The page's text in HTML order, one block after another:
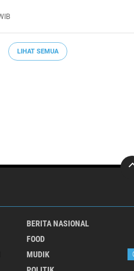
NASRANI
LIHAT SEMUA
BERITA NASIONAL
FOOD
MUDIK